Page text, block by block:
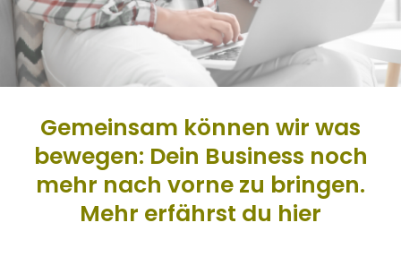
Gemeinsam können wir was
bewegen: Dein Business noch
mehr nach vorne zu bringen.
Mehr erfährst du hier